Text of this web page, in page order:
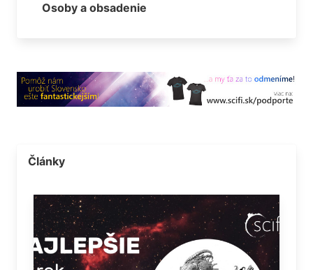
Osoby a obsadenie
Články